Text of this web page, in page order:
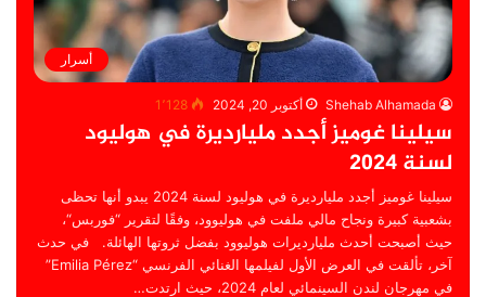
أسرار
Shehab Alhamada أكتوبر 20, 2024 1٬128
سيلينا غوميز أجدد مليارديرة في هوليود
لسنة 2024
سيلينا غوميز أجدد مليارديرة في هوليود لسنة 2024 يبدو أنها تحظى
بشعبية كبيرة ونجاح مالي ملفت في هوليوود، وفقًا لتقرير “فوربس“،
حيث أصبحت أحدث مليارديرات هوليوود بفضل ثروتها الهائلة. في حدث
آخر، تألقت في العرض الأول لفيلمها الغنائي الفرنسي “Emilia Pérez”
في مهرجان لندن السينمائي لعام 2024، حيث ارتدت…